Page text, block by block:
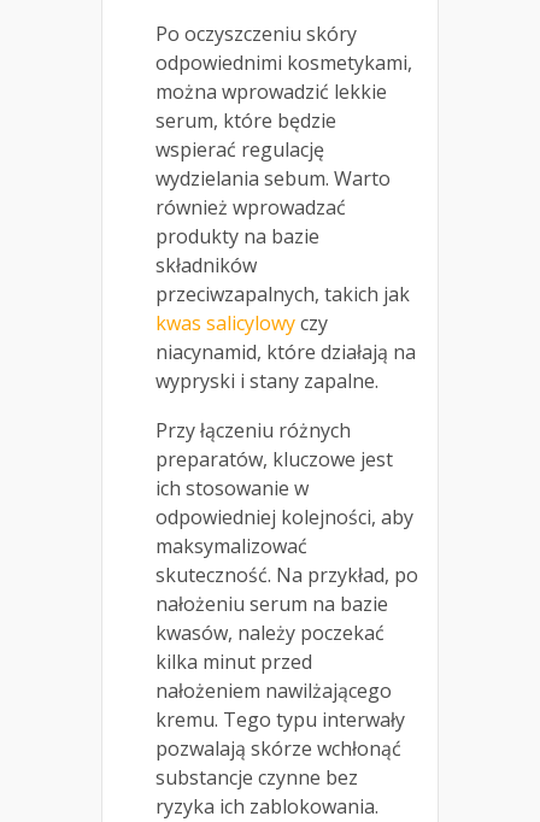
Po oczyszczeniu skóry
odpowiednimi kosmetykami,
można wprowadzić lekkie
serum, które będzie
wspierać regulację
wydzielania sebum. Warto
również wprowadzać
produkty na bazie
składników
przeciwzapalnych, takich jak
kwas salicylowyczy
niacynamid, które działają na
wypryski i stany zapalne.
Przy łączeniu różnych
preparatów, kluczowe jest
ich stosowanie w
odpowiedniej kolejności, aby
maksymalizować
skuteczność. Na przykład, po
nałożeniu serum na bazie
kwasów, należy poczekać
kilka minut przed
nałożeniem nawilżającego
kremu. Tego typu interwały
pozwalają skórze wchłonąć
substancje czynne bez
ryzyka ich zablokowania.